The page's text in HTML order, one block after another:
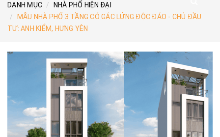
DANH MỤC
NHÀ PHỐ HIỆN ĐẠI
MẪU NHÀ PHỐ 3 TẦNG CÓ GÁC LỬNG ĐỘC ĐÁO - CHỦ ĐẦU
TƯ: ANH KIỂM, HƯNG YÊN